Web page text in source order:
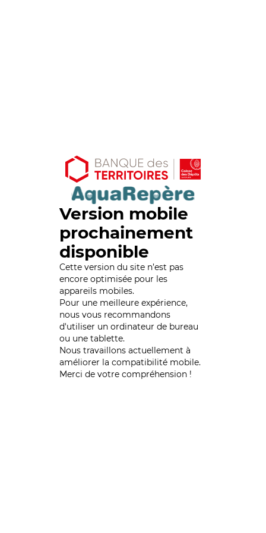
Version mobile
prochainement
disponible
Cette version du site n’est pas
encore optimisée pour les
appareils mobiles.
Pour une meilleure expérience,
nous vous recommandons
d'utiliser un ordinateur de bureau
ou une tablette.
Nous travaillons actuellement à
améliorer la compatibilité mobile.
Merci de votre compréhension !